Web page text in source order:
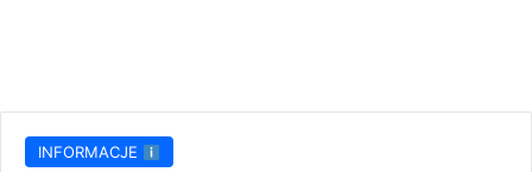
INFORMACJE